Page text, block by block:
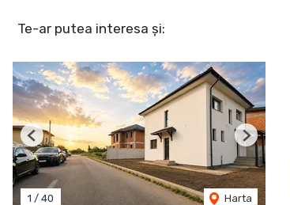
Te-ar putea interesa și:
1 / 40 Harta
Previous Next